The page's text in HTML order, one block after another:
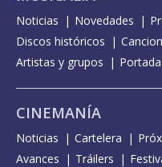
Noticias Novedades
Discos históricos
Artistas y grupos
CINEMANÍA
Noticias Cartelera
Avances
Tráilers